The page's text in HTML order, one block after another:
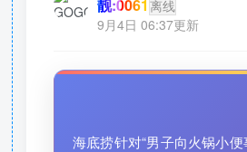
靓:0061 离线
9月4日 06:37更新
海底捞针对“男子向火锅小